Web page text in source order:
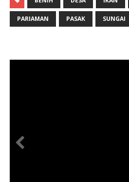
PARIAMAN PASAK SUNGAI